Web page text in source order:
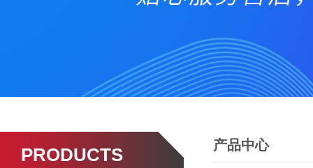
PRODUCTS 产品中心